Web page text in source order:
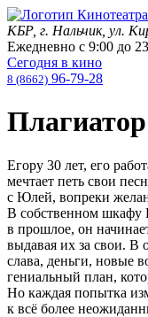
КБР, г. Нальчик, ул.
Ежедневно с 9:00 до
Сегодня в кино
8 (8662) 96-79-28
Плагиатор
Егору 30 лет, его
мечтает петь свои
с Юлей, вопреки
В собственном шкафу
в прошлое, он
выдавая их за свои. В
слава, деньги, новые
гениальный план,
Но каждая попытка
к всё более